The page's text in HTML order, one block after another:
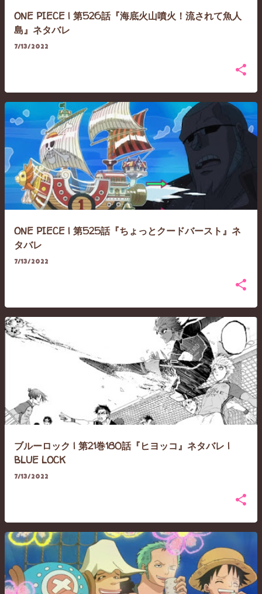
ONE PIECE | 第526話『海底火山噴火！流されて魚人
島』ネタバレ
7/13/2022
ONE PIECE | 第525話『ちょっとクードバースト』ネ
タバレ
7/13/2022
ブルーロック | 第21巻180話『ヒヨッコ』ネタバレ |
BLUE LOCK
7/13/2022